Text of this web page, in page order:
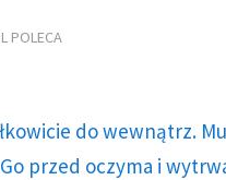
POLECA
do wewnątrz.
przed oczyma i